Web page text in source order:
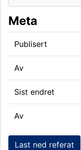
Meta
Publisert
Av
Sist endret
Av
Last ned referat